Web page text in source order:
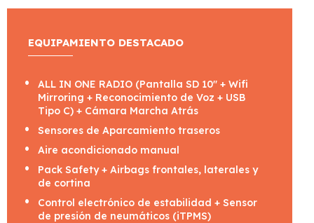
EQUIPAMIENTO DESTACADO
ALL IN ONE RADIO (Pantalla SD 10'' + Wifi
Mirroring + Reconocimiento de Voz + USB
Tipo C) + Cámara Marcha Atrás
Sensores de Aparcamiento traseros
Aire acondicionado manual
Pack Safety + Airbags frontales, laterales y
de cortina
Control electrónico de estabilidad + Sensor
de presión de neumáticos (iTPMS)